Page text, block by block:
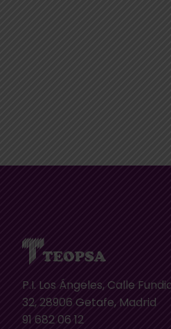
P.I. Los Ángeles, Calle
32, 28906 Getafe, Madrid
91 682 06 12